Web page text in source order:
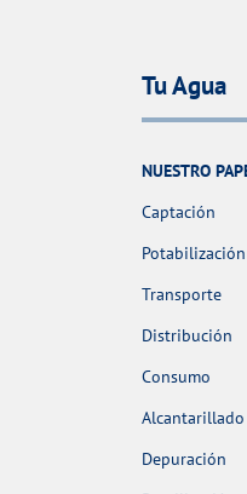
Tu Agua
NUESTRO
Captación
Potabilización
Transporte
Distribución
Consumo
Alcantarillado
Depuración